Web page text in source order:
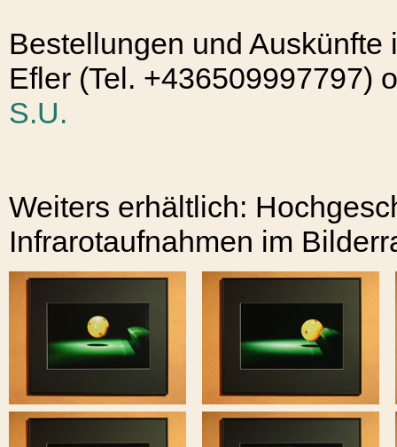
Bestellungen und
Efler (Tel. +436509997797)
S.U.
Weiters erhältlich:
Infrarotaufnahmen im